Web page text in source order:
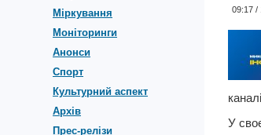
Міркування
Моніторинги
Анонси
Спорт
Культурний аспект
Архів
Прес-релізи
09:17 /
У